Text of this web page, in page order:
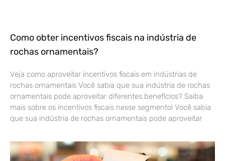
Como obter incentivos fiscais na indústria de
rochas ornamentais?
Veja como aproveitar incentivos fiscais em indústrias de
rochas ornamentais Você sabia que sua indústria de rochas
ornamentais pode aproveitar diferentes benefícios? Saiba
mais sobre os incentivos fiscais nesse segmento! Você sabia
que sua indústria de rochas ornamentais pode aproveitar